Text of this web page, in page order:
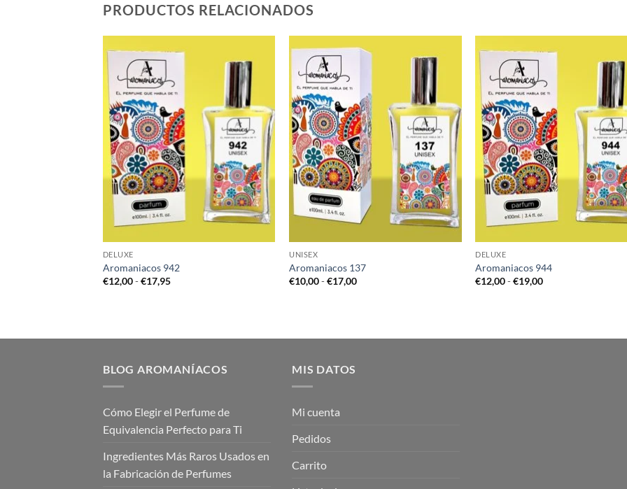
PRODUCTOS RELACIONADOS
DELUXE
Aromaniacos 942
€12,00-€17,95Rango
€17,95
UNISEX
Aromaniacos 137
€10,00-€17,00Rango
€17,00
DELUXE
Aromaniacos 944
€12,00-€19,00Rango
€19,00
BLOG AROMANÍACOS
Cómo Elegir el Perfume de
Equivalencia Perfecto para Ti
Ingredientes Más Raros Usados en
la Fabricación de Perfumes
MIS DATOS
Mi cuenta
Pedidos
Carrito